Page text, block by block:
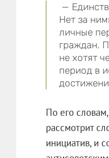
—
Нет за
личные
граждан.
не хотят
период в
По его
рассмотрит
инициатив, и